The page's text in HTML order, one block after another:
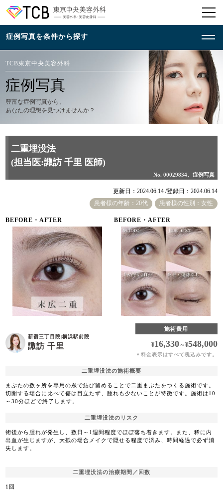
TCB東京中央美容外科
症例写真
豊富な症例写真から、
あなたの理想を見つけませんか？
二重埋没法
(担当医:諏訪 千里 医師)
No. 00029834、症例写真
患者様の年齢：20代 患者様の性別：女性
更新日：2024.06.14 /登録日：2024.06.14
BEFORE・AFTER BEFORE・AFTER
新宿三丁目院|横浜駅前院
諏訪 千里
施術費用
¥16,330～¥548,000
＊ 料金表示はすべて税込みです。
二重埋没法の施術概要
まぶたの数ヶ所を専用の糸で結び留めることで二重まぶたをつくる施術です。
切開する場合に比べて傷は目立たず、腫れも少ないことが特徴です。施術は10
～30分ほどで終了します。
二重埋没法のリスク
術後から腫れが発生し、数日～1週間程度でほぼ落ち着きます。また、稀に内
出血が生じますが、大抵の場合メイクで隠せる程度で済み、時間経過で必ず消
失します。
二重埋没法の治療期間／回数
1回